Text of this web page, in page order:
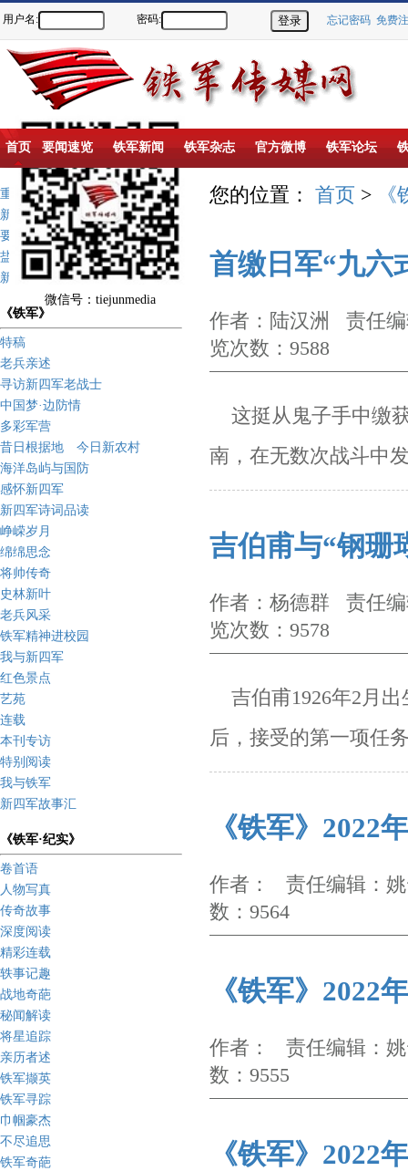
微信号：tiejunmedia
用户名: 密码: 忘记密码 免费
首页 要闻速览 铁军新闻 铁军杂志 官方微博 铁军论坛
重点推荐
新闻动态
要闻速览
盐城新四军纪念馆
新四军历史上的今天
《铁军》
特稿
老兵亲述
寻访新四军老战士
中国梦·边防情
多彩军营
昔日根据地 今日新农村
海洋岛屿与国防
感怀新四军
新四军诗词品读
峥嵘岁月
绵绵思念
将帅传奇
史林新叶
老兵风采
铁军精神进校园
我与新四军
红色景点
艺苑
连载
本刊专访
特别阅读
我与铁军
新四军故事汇
《铁军·纪实》
卷首语
人物写真
传奇故事
深度阅读
精彩连载
轶事记趣
战地奇葩
秘闻解读
将星追踪
亲历者述
铁军撷英
铁军寻踪
巾帼豪杰
不尽追思
铁军奇葩
您的位置： 首页 >
首缴日军“九六
作者：陆汉洲 责任
览次数：9588
这挺从鬼子手中缴
南，在无数次战斗中
吉伯甫与“钢珊
作者：杨德群 责任
览次数：9578
吉伯甫1926年2月出
后，接受的第一项任
《铁军》2022
作者： 责任编辑：
数：9564
《铁军》2022
作者： 责任编辑：
数：9555
《铁军》2022